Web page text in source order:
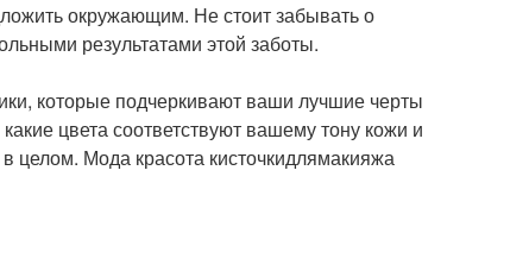
окружающим. Не стоит забывать о
результатами этой заботы.
которые подчеркивают ваши лучшие черты
цвета соответствуют вашему тону кожи и
целом. Мода красота кисточкидлямакияжа